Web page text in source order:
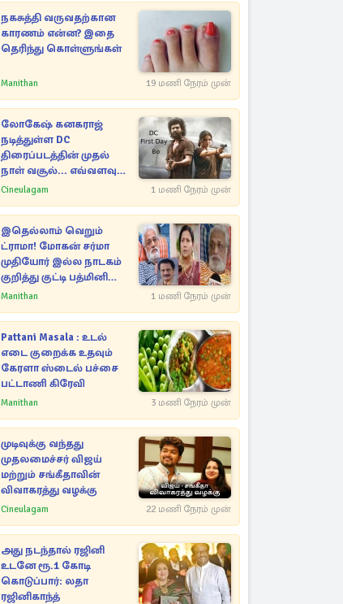
நகசுத்தி வருவதற்கான
காரணம் என்ன? இதை
தெரிந்து கொள்ளுங்கள்
Manithan 19 மணி நேரம் முன்
லோகேஷ் கனகராஜ்
நடித்துள்ள DC
திரைப்படத்தின் முதல்
நாள் வசூல்... எவ்வளவு
தெரியுமா?
Cineulagam 1 மணி நேரம் முன்
இதெல்லாம் வெறும்
ட்ராமா! மோகன் சர்மா
முதியோர் இல்ல நாடகம்
குறித்து குட்டி பத்மினி
பரபரப்பு பேட்டி
Manithan 1 மணி நேரம் முன்
Pattani Masala : உடல்
எடை குறைக்க உதவும்
கேரளா ஸ்டைல் பச்சை
பட்டாணி கிரேவி
Manithan 3 மணி நேரம் முன்
முடிவுக்கு வந்தது
முதலமைச்சர் விஜய்
மற்றும் சங்கீதாவின்
விவாகரத்து வழக்கு
Cineulagam 22 மணி நேரம் முன்
அது நடந்தால் ரஜினி
உடனே ரூ.1 கோடி
கொடுப்பார்: லதா
ரஜினிகாந்த்